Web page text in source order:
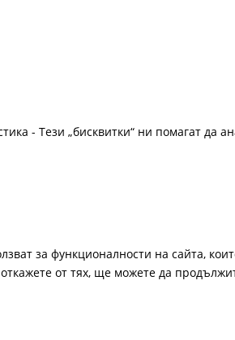
- Тези „бисквитки“ ни помагат
за функционалности на сайта,
от тях, ще можете да